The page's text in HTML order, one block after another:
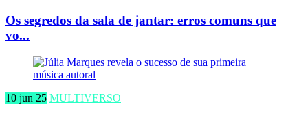
Os segredos da sala de jantar: erros comuns que
vo...
10 jun 25 MULTIVERSO